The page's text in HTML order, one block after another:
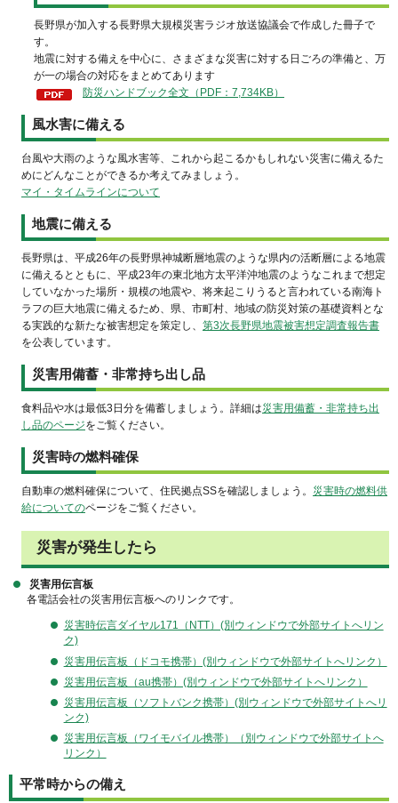
長野県が加入する長野県大規模災害ラジオ放送協議会で作成した冊子で
す。
地震に対する備えを中心に、さまざまな災害に対する日ごろの準備と、万
が一の場合の対応をまとめてあります
防災ハンドブック全文（PDF：7,734KB）
風水害に備える
台風や大雨のような風水害等、これから起こるかもしれない災害に備えるた
めにどんなことができるか考えてみましょう。
マイ・タイムラインについて
地震に備える
長野県は、平成26年の長野県神城断層地震のような県内の活断層による地震
に備えるとともに、平成23年の東北地方太平洋沖地震のようなこれまで想定
していなかった場所・規模の地震や、将来起こりうると言われている南海ト
ラフの巨大地震に備えるため、県、市町村、地域の防災対策の基礎資料とな
る実践的な新たな被害想定を策定し、 第3次長野県地震被害想定調査報告書
を公表しています。
災害用備蓄・非常持ち出し品
食料品や水は最低3日分を備蓄しましょう。詳細は災害用備蓄・非常持ち出
し品のページをご覧ください。
災害時の燃料確保
自動車の燃料確保について、住民拠点SSを確認しましょう。 災害時の燃料供
給についてのページをご覧ください。
災害が発生したら
災害用伝言板
各電話会社の災害用伝言板へのリンクです。
災害時伝言ダイヤル171（NTT）(別ウィンドウで外部サイトへリン
ク)
災害用伝言板（ドコモ携帯）(別ウィンドウで外部サイトへリンク）
災害用伝言板（au携帯）(別ウィンドウで外部サイトへリンク）
災害用伝言板（ソフトバンク携帯）(別ウィンドウで外部サイトへリ
ンク)
災害用伝言板（ワイモバイル携帯）（別ウィンドウで外部サイトへ
リンク）
平常時からの備え